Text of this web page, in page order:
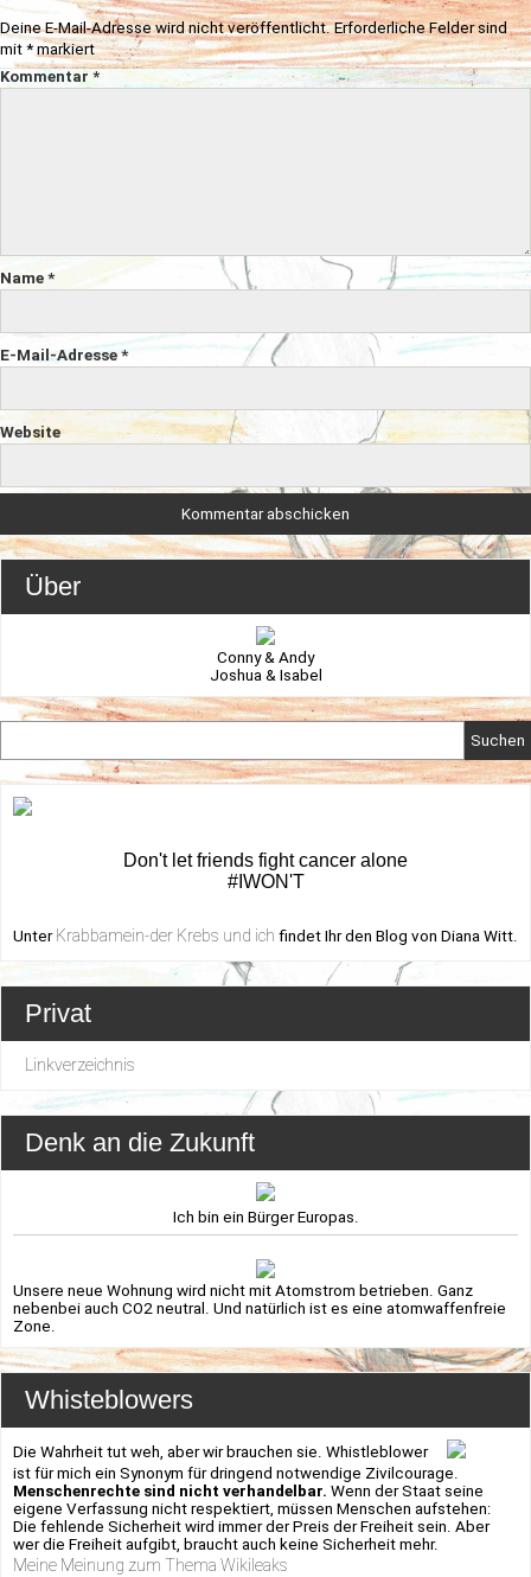
Deine E-Mail-Adresse wird nicht veröffentlicht. Erforderliche Felder sind
mit *markiert
Kommentar *
Name *
E-Mail-Adresse *
Website
Über
Conny & Andy
Joshua & Isabel
Suchen
Don't let friends fight cancer alone
#IWON'T
Unter Krabbamein-der Krebs und ich findet Ihr den Blog von Diana Witt.
Privat
Linkverzeichnis
Denk an die Zukunft
Ich bin ein Bürger Europas.
Unsere neue Wohnung wird nicht mit Atomstrom betrieben. Ganz
nebenbei auch CO2 neutral. Und natürlich ist es eine atomwaffenfreie
Zone.
Whisteblowers
Die Wahrheit tut weh, aber wir brauchen sie. Whistleblower
ist für mich ein Synonym für dringend notwendige Zivilcourage.
Menschenrechte sind nicht verhandelbar. Wenn der Staat seine
eigene Verfassung nicht respektiert, müssen Menschen aufstehen:
Die fehlende Sicherheit wird immer der Preis der Freiheit sein. Aber
wer die Freiheit aufgibt, braucht auch keine Sicherheit mehr.
Meine Meinung zum Thema Wikileaks